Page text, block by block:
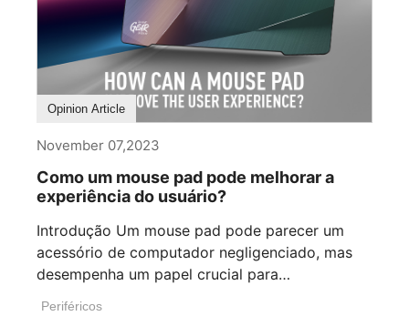
Opinion Article
November 07,2023
Como um mouse pad pode melhorar a
experiência do usuário?
Introdução Um mouse pad pode parecer um
acessório de computador negligenciado, mas
desempenha um papel crucial para
Periféricos